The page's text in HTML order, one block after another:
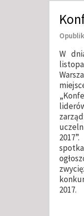
W
2017.